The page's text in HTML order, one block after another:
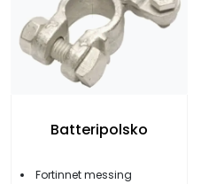
Batteripolsko
Fortinnet messing